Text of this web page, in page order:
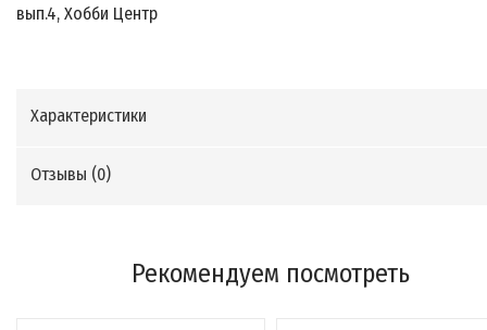
вып.4, Хобби Центр
Характеристики
Отзывы (0)
Рекомендуем посмотреть